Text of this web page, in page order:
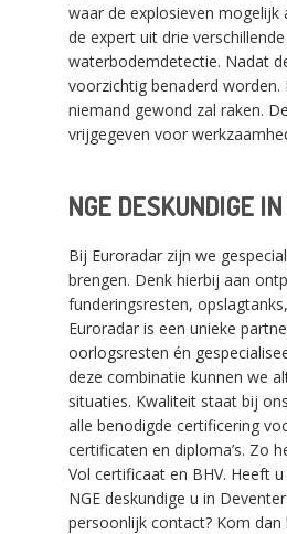
waar de explosieven mogelijk
de expert uit drie
waterbodemdetectie. Nadat
voorzichtig benaderd
niemand gewond zal raken.
vrijgegeven voor
NGE DESKUNDIGE
Bij Euroradar zijn we
brengen. Denk hierbij aan
funderingsresten,
Euroradar is een unieke
oorlogsresten én
deze combinatie kunnen we
situaties. Kwaliteit staat bij
alle benodigde certificering
certificaten en diploma’s. Zo
Vol certificaat en BHV. Heeft
NGE deskundige u in
persoonlijk contact? Kom